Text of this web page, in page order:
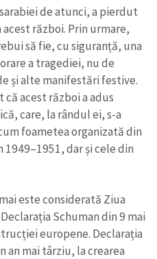
de atunci, a pierdut
război. Prin urmare,
să fie, cu siguranță, una
a tragediei, nu de
și alte manifestări festive.
acest război a adus
care, la rândul ei, s-a
foametea organizată din
dar și cele din
este considerată Ziua
Schuman din 9 mai
europene. Declarația
an mai târziu, la crearea